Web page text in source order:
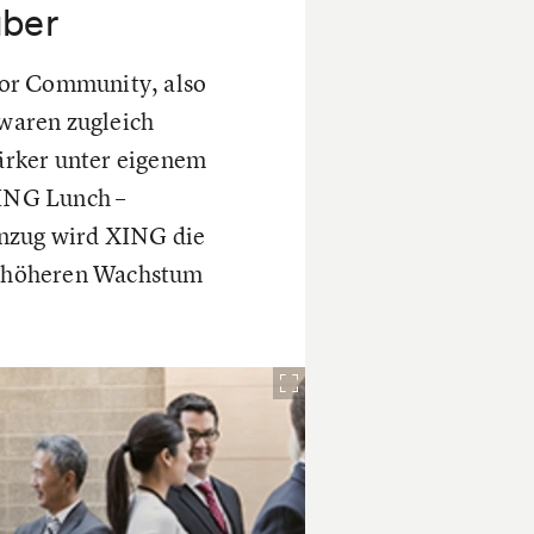
Community, also
zugleich
unter eigenem
Lunch –
wird XING die
Wachstum